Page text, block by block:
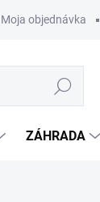
Moja objednávka
Hľadať
ZÁHRADA